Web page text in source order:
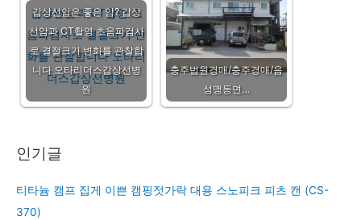
갑상선암은 좋은 암? 갑상
선암과 CT촬영 초음파검사
로 결절크기 변화를 관찰합
니다 오타리더스갑상선병
원
충주법원경매/충주경매/음
성맹동면…
인기글
티타늄 캠프 집게 이쁜 캠핑젓가락 대용 스노피크 피츠 캔 (CS-
370)